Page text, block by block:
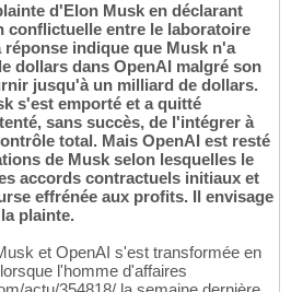
d'Elon Musk en déclarant
conflictuelle entre le laboratoire
indique que Musk n'a
dollars dans OpenAI malgré son
jusqu'à un milliard de dollars.
s'est emporté et a quitté
sans succès, de l'intégrer à
total. Mais OpenAI est resté
de Musk selon lesquelles le
accords contractuels initiaux et
effrénée aux profits. Il envisage
plainte.
et OpenAI s'est transformée en
l'homme d'affaires